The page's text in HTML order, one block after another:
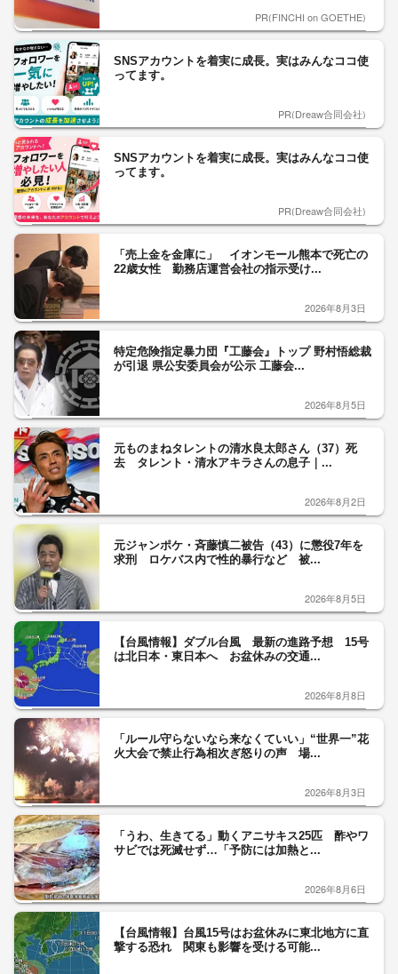
PR(FINCHI on GOETHE)
SNSアカウントを着実に成長。実はみんなココ使
ってます。
PR(Dreaw合同会社)
SNSアカウントを着実に成長。実はみんなココ使
ってます。
PR(Dreaw合同会社)
「売上金を金庫に」 イオンモール熊本で死亡の
22歳女性 勤務店運営会社の指示受け...
2026年8月3日
特定危険指定暴力団『工藤会』トップ 野村悟総裁
が引退 県公安委員会が公示 工藤会...
2026年8月5日
元ものまねタレントの清水良太郎さん（37）死
去 タレント・清水アキラさんの息子｜...
2026年8月2日
元ジャンポケ・斉藤慎二被告（43）に懲役7年を
求刑 ロケバス内で性的暴行など 被...
2026年8月5日
【台風情報】ダブル台風 最新の進路予想 15号
は北日本・東日本へ お盆休みの交通...
2026年8月8日
「ルール守らないなら来なくていい」“世界一”花
火大会で禁止行為相次ぎ怒りの声 場...
2026年8月3日
「うわ、生きてる」動くアニサキス25匹 酢やワ
サビでは死滅せず…「予防には加熱と...
2026年8月6日
【台風情報】台風15号はお盆休みに東北地方に直
撃する恐れ 関東も影響を受ける可能...